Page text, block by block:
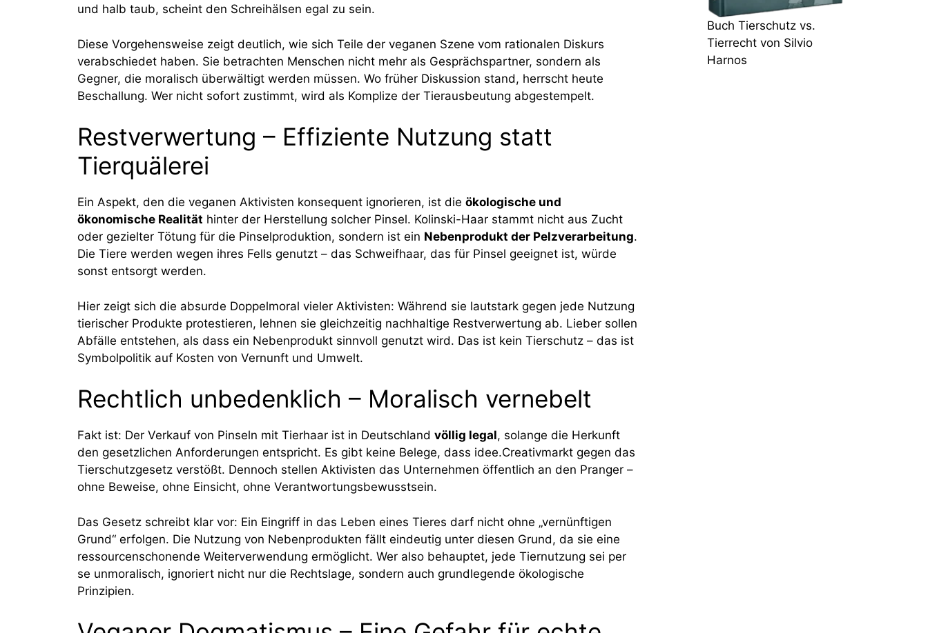
und halb taub, scheint den Schreihälsen egal zu sein.
Diese Vorgehensweise zeigt deutlich, wie sich Teile der veganen Szene vom rationalen Diskurs
verabschiedet haben. Sie betrachten Menschen nicht mehr als Gesprächspartner, sondern als
Gegner, die moralisch überwältigt werden müssen. Wo früher Diskussion stand, herrscht heute
Beschallung. Wer nicht sofort zustimmt, wird als Komplize der Tierausbeutung abgestempelt.
Restverwertung – Effiziente Nutzung statt
Tierquälerei
Ein Aspekt, den die veganen Aktivisten konsequent ignorieren, ist die ökologische und
ökonomische Realität hinter der Herstellung solcher Pinsel. Kolinski-Haar stammt nicht aus Zucht
oder gezielter Tötung für die Pinselproduktion, sondern ist ein Nebenprodukt der Pelzverarbeitung.
Die Tiere werden wegen ihres Fells genutzt – das Schweifhaar, das für Pinsel geeignet ist, würde
sonst entsorgt werden.
Hier zeigt sich die absurde Doppelmoral vieler Aktivisten: Während sie lautstark gegen jede Nutzung
tierischer Produkte protestieren, lehnen sie gleichzeitig nachhaltige Restverwertung ab. Lieber sollen
Abfälle entstehen, als dass ein Nebenprodukt sinnvoll genutzt wird. Das ist kein Tierschutz – das ist
Symbolpolitik auf Kosten von Vernunft und Umwelt.
Rechtlich unbedenklich – Moralisch vernebelt
Fakt ist: Der Verkauf von Pinseln mit Tierhaar ist in Deutschland völlig legal, solange die Herkunft
den gesetzlichen Anforderungen entspricht. Es gibt keine Belege, dass idee.Creativmarkt gegen das
Tierschutzgesetz verstößt. Dennoch stellen Aktivisten das Unternehmen öffentlich an den Pranger –
ohne Beweise, ohne Einsicht, ohne Verantwortungsbewusstsein.
Das Gesetz schreibt klar vor: Ein Eingriff in das Leben eines Tieres darf nicht ohne „vernünftigen
Grund“ erfolgen. Die Nutzung von Nebenprodukten fällt eindeutig unter diesen Grund, da sie eine
ressourcenschonende Weiterverwendung ermöglicht. Wer also behauptet, jede Tiernutzung sei per
se unmoralisch, ignoriert nicht nur die Rechtslage, sondern auch grundlegende ökologische
Prinzipien.
Buch Tierschutz vs.
Tierrecht von Silvio
Harnos